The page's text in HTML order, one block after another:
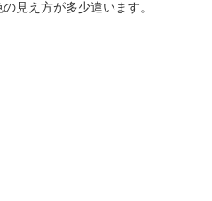
見え方が多少違います。